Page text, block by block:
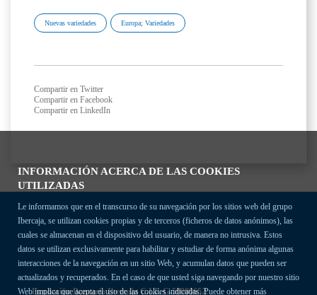
INFORMACIÓN ACERCA DE LAS COOKIES
UTILIZADAS
Le informamos que en el transcurso de su navegación por los sitios web del grupo
Ibercaja, se utilizan cookies propias y de terceros (ficheros de datos anónimos), las
cuales se almacenan en el dispositivo del usuario, de manera no intrusiva. Estos
datos se utilizan exclusivamente para habilitar y estudiar de forma anónima algunas
interacciones de la navegación en un sitio Web, y acumulan datos que pueden ser
actualizados y recuperados. En el caso de que usted siga navegando por nuestro sitio
Web implica que acepta el uso de las cookies indicadas. Puede obtener más
Nuevas variedades Europa; Variedades
Compartir en Twitter
Compartir en Facebook
Compartir en LinkedIn
Fundación Bancaria Ibercaja C.I.F. G-50000652.